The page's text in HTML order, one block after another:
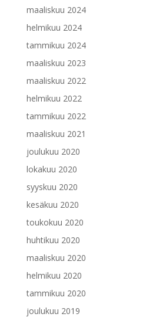
maaliskuu 2024
helmikuu 2024
tammikuu 2024
maaliskuu 2023
maaliskuu 2022
helmikuu 2022
tammikuu 2022
maaliskuu 2021
joulukuu 2020
lokakuu 2020
syyskuu 2020
kesäkuu 2020
toukokuu 2020
huhtikuu 2020
maaliskuu 2020
helmikuu 2020
tammikuu 2020
joulukuu 2019